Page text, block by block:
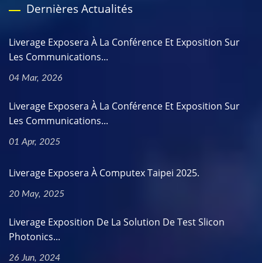
Dernières Actualités
Liverage Exposera À La Conférence Et Exposition Sur
Les Communications...
04 Mar, 2026
Liverage Exposera À La Conférence Et Exposition Sur
Les Communications...
01 Apr, 2025
Liverage Exposera À Computex Taipei 2025.
20 May, 2025
Liverage Exposition De La Solution De Test Slicon
Photonics...
26 Jun, 2024